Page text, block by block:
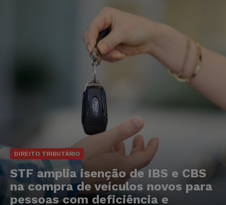
DIREITO TRIBUTÁRIO
STF amplia isenção de IBS e CBS
na compra de veículos novos para
pessoas com deficiência e